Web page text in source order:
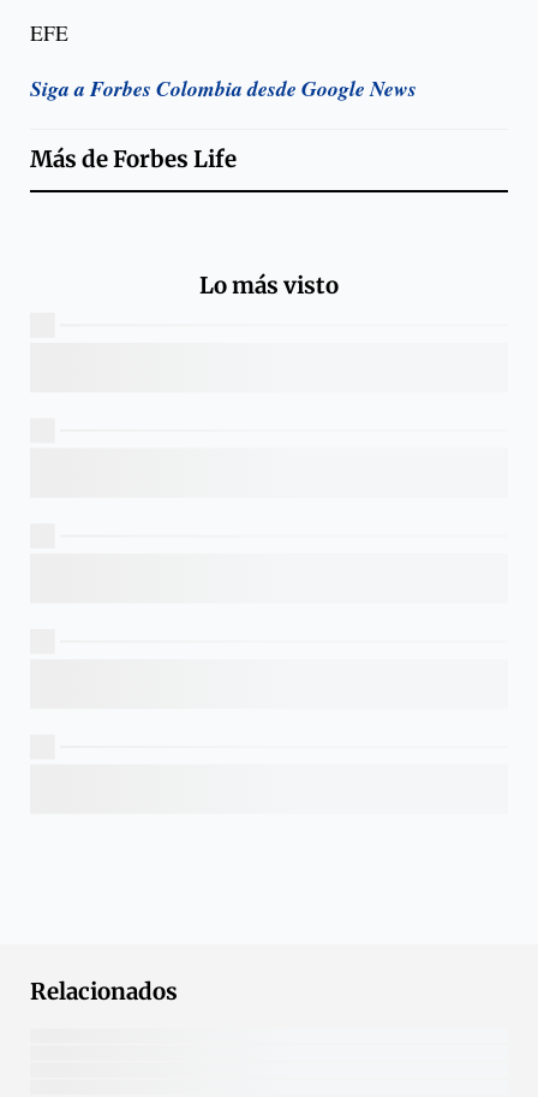
EFE
Siga a Forbes Colombia desde Google News
Más deForbes Life
Lo más visto
Relacionados